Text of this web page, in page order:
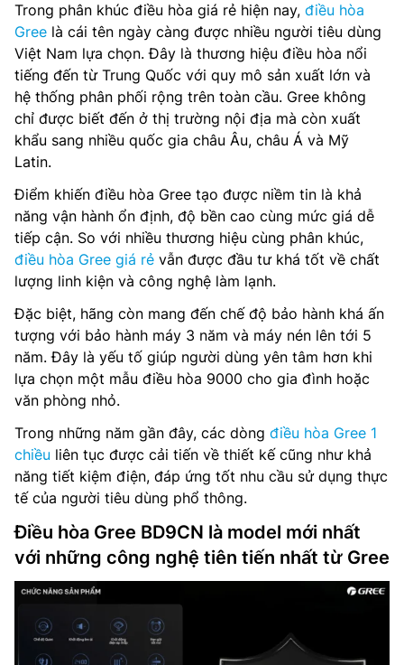
Trong phân khúc điều hòa giá rẻ hiện nay, điều hòa
Gree là cái tên ngày càng được nhiều người tiêu dùng
Việt Nam lựa chọn. Đây là thương hiệu điều hòa nổi
tiếng đến từ Trung Quốc với quy mô sản xuất lớn và
hệ thống phân phối rộng trên toàn cầu. Gree không
chỉ được biết đến ở thị trường nội địa mà còn xuất
khẩu sang nhiều quốc gia châu Âu, châu Á và Mỹ
Latin.
Điểm khiến điều hòa Gree tạo được niềm tin là khả
năng vận hành ổn định, độ bền cao cùng mức giá dễ
tiếp cận. So với nhiều thương hiệu cùng phân khúc,
điều hòa Gree giá rẻ vẫn được đầu tư khá tốt về chất
lượng linh kiện và công nghệ làm lạnh.
Đặc biệt, hãng còn mang đến chế độ bảo hành khá ấn
tượng với bảo hành máy 3 năm và máy nén lên tới 5
năm. Đây là yếu tố giúp người dùng yên tâm hơn khi
lựa chọn một mẫu điều hòa 9000 cho gia đình hoặc
văn phòng nhỏ.
Trong những năm gần đây, các dòng điều hòa Gree 1
chiều liên tục được cải tiến về thiết kế cũng như khả
năng tiết kiệm điện, đáp ứng tốt nhu cầu sử dụng thực
tế của người tiêu dùng phổ thông.
Điều hòa Gree BD9CN là model mới nhất
với những công nghệ tiên tiến nhất từ Gree